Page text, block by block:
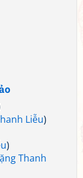
Liễu)
)
Thanh